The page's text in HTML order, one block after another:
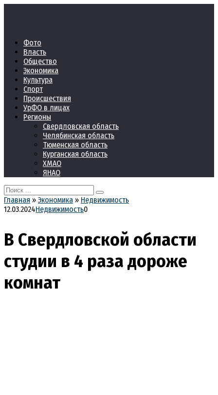
Фото
Власть
Общество
Экономика
Культура
Спорт
Происшествия
УрФО в лицах
Регионы
Свердловская область
Челябинская область
Тюменская область
Курганская область
ХМАО
ЯНАО
Search
for:
Главная » Экономика » Недвижимость
12.03.2024Недвижимость0
В Свердловской области
студии в 4 раза дороже
комнат